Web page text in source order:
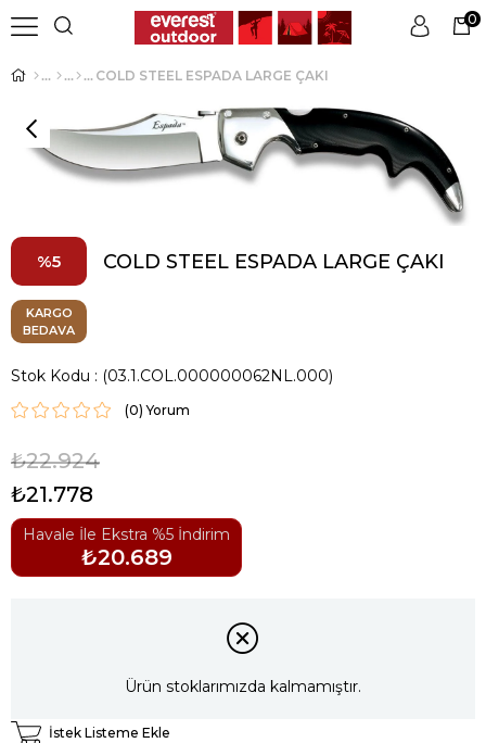
Üye Girişi Üye Ol
0
COLD STEEL ESPADA LARGE ÇAKI
5 COLD STEEL ESPADA LARGE ÇAKI
KARGO
BEDAVA
Stok Kodu (03.1.COL.000000062NL.000)
(0)
₺22.924
₺21.778
Havale İle Ekstra %5 İndirim
₺20.689
Ürün stoklarımızda kalmamıştır.
İstek Listeme Ekle